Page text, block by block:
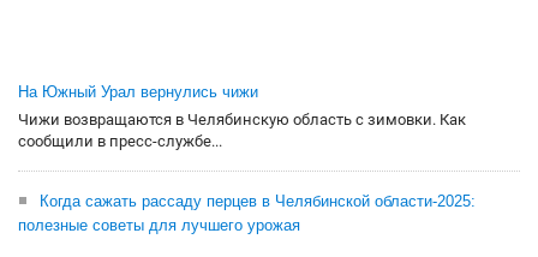
На Южный Урал вернулись чижи
Чижи возвращаются в Челябинскую область с зимовки. Как
сообщили в пресс-службе...
Когда сажать рассаду перцев в Челябинской области-2025:
полезные советы для лучшего урожая